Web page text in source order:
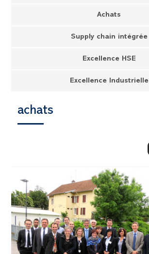
Achats
Supply chain intégrée
Excellence HSE
Excellence Industrielle
achats